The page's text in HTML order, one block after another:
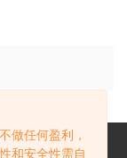
做任何盈利，
和安全性需自